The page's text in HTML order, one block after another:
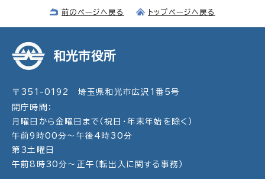
前のページへ戻る トップページへ戻る
和光市役所
〒351-0192 埼玉県和光市広沢1番5号
開庁時間：
月曜日から金曜日まで（祝日・年末年始を除く）
午前9時00分～午後4時30分
第3土曜日
午前8時30分～正午（転出入に関する事務）